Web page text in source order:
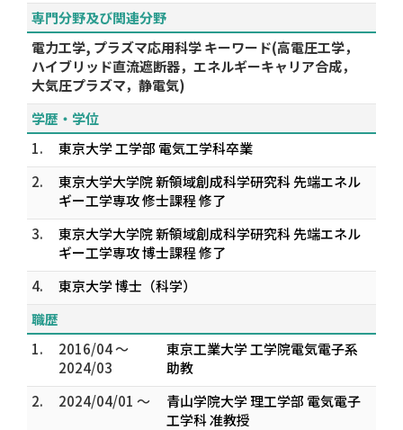
専門分野及び関連分野
電力工学, プラズマ応用科学 キーワード(高電圧工学，
ハイブリッド直流遮断器，エネルギーキャリア合成，
大気圧プラズマ，静電気)
学歴・学位
1.
東京大学 工学部 電気工学科卒業
2.
東京大学大学院 新領域創成科学研究科 先端エネル
ギー工学専攻 修士課程 修了
3.
東京大学大学院 新領域創成科学研究科 先端エネル
ギー工学専攻 博士課程 修了
4.
東京大学 博士（科学）
職歴
1.
2016/04 ～
2024/03
東京工業大学 工学院電気電子系
助教
2.
2024/04/01 ～
青山学院大学 理工学部 電気電子
工学科 准教授